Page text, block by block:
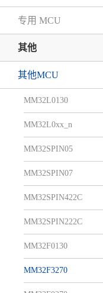
专用 MCU
其他
其他MCU
MM32L0130
MM32L0xx_n
MM32SPIN05
MM32SPIN07
MM32SPIN422C
MM32SPIN222C
MM32F0130
MM32F3270